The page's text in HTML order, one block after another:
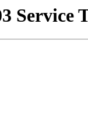
Service